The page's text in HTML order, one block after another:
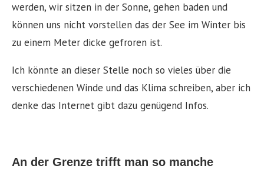
werden, wir sitzen in der Sonne, gehen baden und
können uns nicht vorstellen das der See im Winter bis
zu einem Meter dicke gefroren ist.
Ich könnte an dieser Stelle noch so vieles über die
verschiedenen Winde und das Klima schreiben, aber ich
denke das Internet gibt dazu genügend Infos.
An der Grenze trifft man so manche